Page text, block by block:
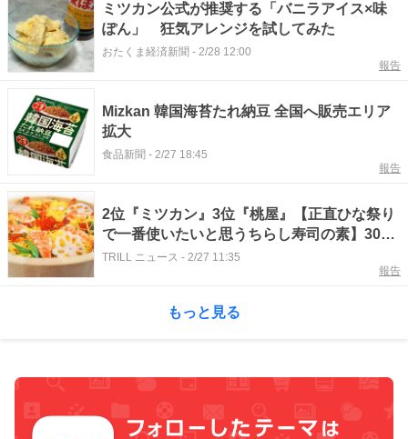
ミツカン公式が推奨する「バニラアイス×味
ぽん」 狂気アレンジを試してみた
おたくま経済新聞 - 2/28 12:00
報告
Mizkan 韓国海苔たれ納豆 全国へ販売エリア
拡大
食品新聞 - 2/27 18:45
報告
2位『ミツカン』3位『桃屋』【正直ひな祭り
で一番使いたいと思うちらし寿司の素】300
名が選ぶ1位に「具を用意しなくてもしっか
TRILL ニュース - 2/27 11:35
報告
もっと見る